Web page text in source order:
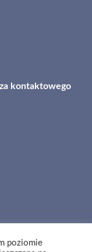
kontaktowego
poziomie